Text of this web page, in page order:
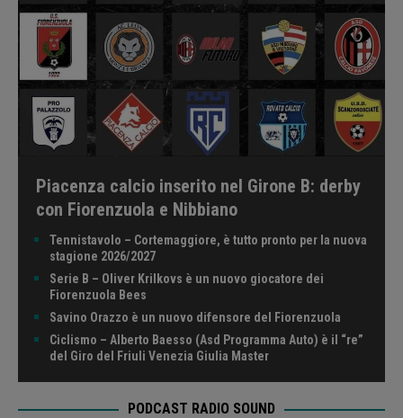
Piacenza calcio inserito nel Girone B: derby
con Fiorenzuola e Nibbiano
Tennistavolo – Cortemaggiore, è tutto pronto per la nuova
stagione 2026/2027
Serie B – Oliver Krilkovs è un nuovo giocatore dei
Fiorenzuola Bees
Savino Orazzo è un nuovo difensore del Fiorenzuola
Ciclismo – Alberto Baesso (Asd Programma Auto) è il “re”
del Giro del Friuli Venezia Giulia Master
PODCAST RADIO SOUND